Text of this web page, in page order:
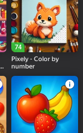
74
Pixely - Color by
number